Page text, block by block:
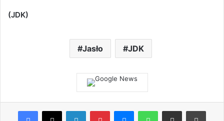
(JDK)
Jasło JDK
Facebook
X LinkedInPinterestMessengerWhatsAppShare via Email Print